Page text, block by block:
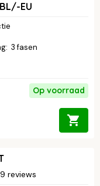
EU
: 3 fasen
Op voorraad
reviews